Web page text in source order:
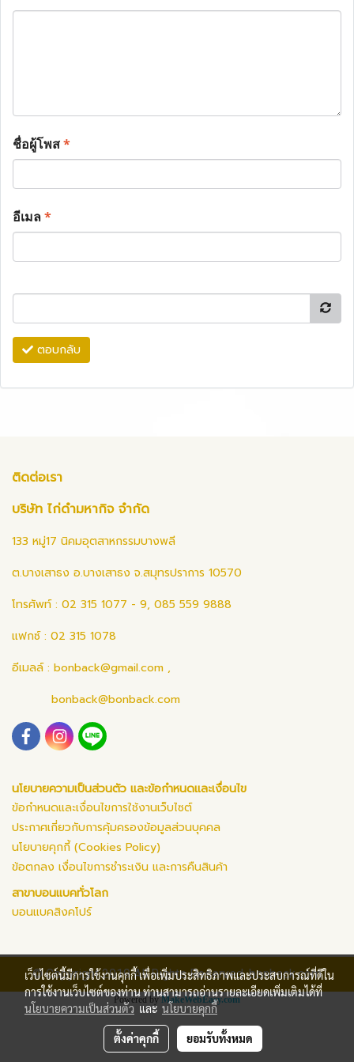
ชื่อผู้โพส*
อีเมล*
ตอบกลับ
ติดต่อเรา
บริษัท ไก่ดำมหากิจ จำกัด
133 หมู่17 นิคมอุตสาหกรรมบางพลี
ต.บางเสาธง อ.บางเสาธง จ.สมุทรปราการ 10570
โทรศัพท์ : 02 315 1077 - 9, 085 559 9888
แฟกซ์ : 02 315 1078
อีเมลล์ : bonback@gmail.com ,
bonback@bonback.com
นโยบายความเป็นส่วนตัว และข้อกำหนดและเงื่อนไข
ข้อกำหนดและเงื่อนไขการใช้งานเว็บไซต์
ประกาศเกี่ยวกับการคุ้มครองข้อมูลส่วนบุคคล
นโยบายคุกกี้ (Cookies Policy)
ข้อตกลง เงื่อนไขการชำระเงิน และการคืนสินค้า
สาขาบอนแบคทั่วโลก
บอนแบคสิงคโปร์
© Copyright 2019 All Rights Reserved. bonback.com
Powered byMakeWebEasy.com
เว็บไซต์นี้มีการใช้งานคุกกี้ เพื่อเพิ่มประสิทธิภาพและประสบการณ์ที่ดีใน
การใช้งานเว็บไซต์ของท่าน ท่านสามารถอ่านรายละเอียดเพิ่มเติมได้ที่
นโยบายความเป็นส่วนตัว และ นโยบายคุกกี้
ตั้งค่าคุกกี้ ยอมรับทั้งหมด